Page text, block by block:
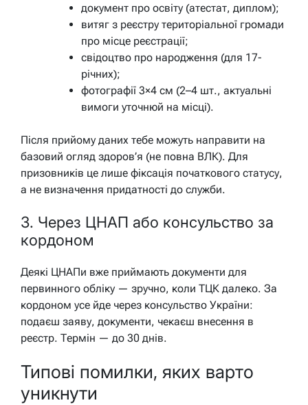
документ про освіту (атестат, диплом);
витяг з реєстру територіальної громади
про місце реєстрації;
свідоцтво про народження (для 17-
річних);
фотографії 3×4 см (2–4 шт., актуальні
вимоги уточнюй на місці).
Після прийому даних тебе можуть направити на
базовий огляд здоров’я (не повна ВЛК). Для
призовників це лише фіксація початкового статусу,
а не визначення придатності до служби.
3. Через ЦНАП або консульство за
кордоном
Деякі ЦНАПи вже приймають документи для
первинного обліку — зручно, коли ТЦК далеко. За
кордоном усе йде через консульство України:
подаєш заяву, документи, чекаєш внесення в
реєстр. Термін — до 30 днів.
Типові помилки, яких варто
уникнути